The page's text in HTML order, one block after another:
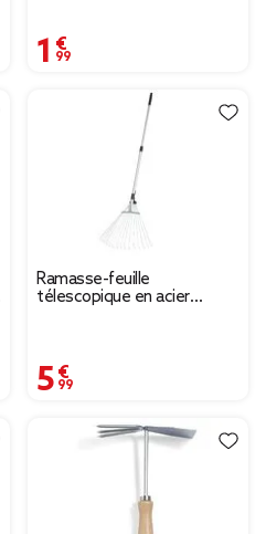
1,99 €
Ramasse-feuille
télescopique en acier
5,99 €